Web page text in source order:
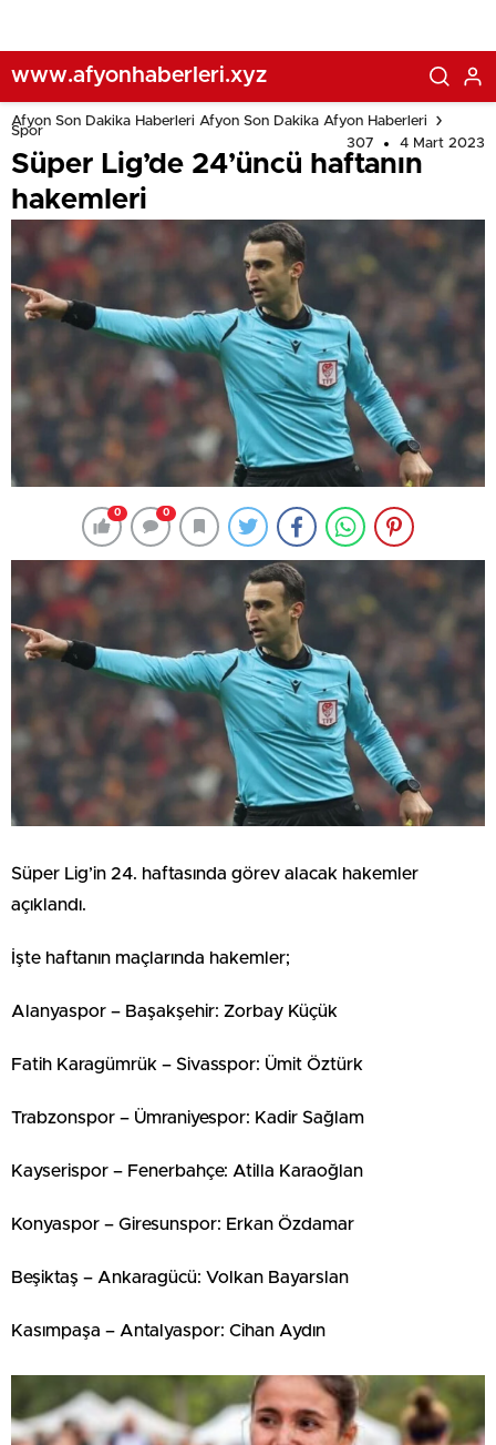
www.afyonhaberleri.xyz
Afyon Son Dakika Haberleri Afyon Son Dakika Afyon Haberleri
Spor
307
4 Mart 2023
Süper Lig’de 24’üncü haftanın
hakemleri
0 0
Süper Lig’in 24. haftasında görev alacak hakemler
açıklandı.
İşte haftanın maçlarında hakemler;
Alanyaspor – Başakşehir: Zorbay Küçük
Fatih Karagümrük – Sivasspor: Ümit Öztürk
Trabzonspor – Ümraniyespor: Kadir Sağlam
Kayserispor – Fenerbahçe: Atilla Karaoğlan
Konyaspor – Giresunspor: Erkan Özdamar
Beşiktaş – Ankaragücü: Volkan Bayarslan
Kasımpaşa – Antalyaspor: Cihan Aydın